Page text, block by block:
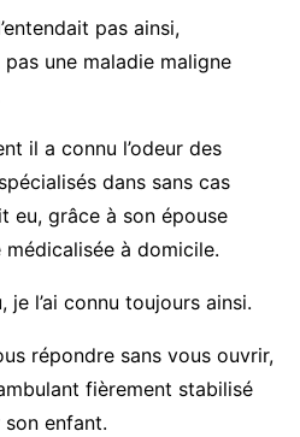
pas ainsi,
une maladie maligne
il a connu l’odeur des
dans sans cas
eu, grâce à son épouse
à domicile.
l’ai connu toujours ainsi.
répondre sans vous ouvrir,
fièrement stabilisé
enfant.